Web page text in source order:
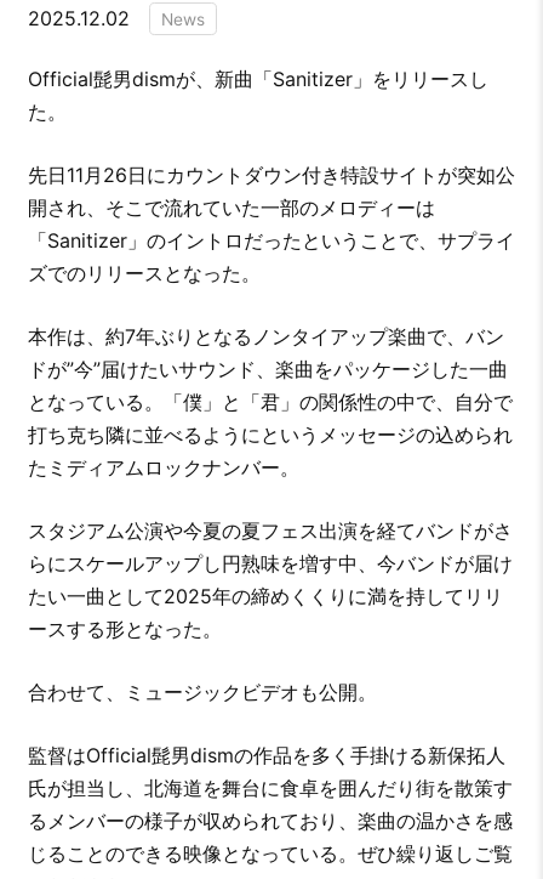
2025.12.02 News
Official髭男dismが、新曲「Sanitizer」をリリースし
た。
先日11月26日にカウントダウン付き特設サイトが突如公
開され、そこで流れていた一部のメロディーは
「Sanitizer」のイントロだったということで、サプライ
ズでのリリースとなった。
本作は、約7年ぶりとなるノンタイアップ楽曲で、バン
ドが”今”届けたいサウンド、楽曲をパッケージした一曲
となっている。「僕」と「君」の関係性の中で、自分で
打ち克ち隣に並べるようにというメッセージの込められ
たミディアムロックナンバー。
スタジアム公演や今夏の夏フェス出演を経てバンドがさ
らにスケールアップし円熟味を増す中、今バンドが届け
たい一曲として2025年の締めくくりに満を持してリリ
ースする形となった。
合わせて、ミュージックビデオも公開。
監督はOfficial髭男dismの作品を多く手掛ける新保拓人
氏が担当し、北海道を舞台に食卓を囲んだり街を散策す
るメンバーの様子が収められており、楽曲の温かさを感
じることのできる映像となっている。ぜひ繰り返しご覧